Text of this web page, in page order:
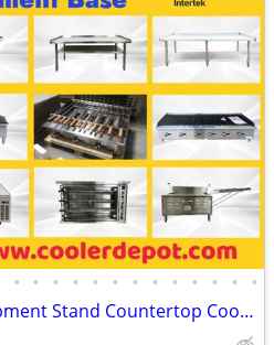
• • • • • • • • • • • • •
NSF Stainless Steel Equipment Stand Countertop Cooking Equipment